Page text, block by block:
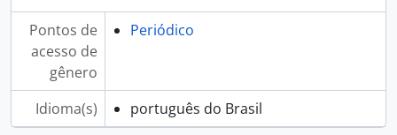
Pontos de
acesso de
gênero
Periódico
Idioma(s) português do Brasil